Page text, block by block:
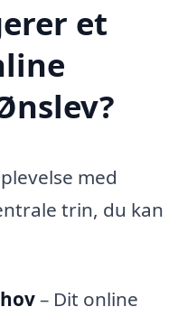
et
med
trin, du kan
– Dit online